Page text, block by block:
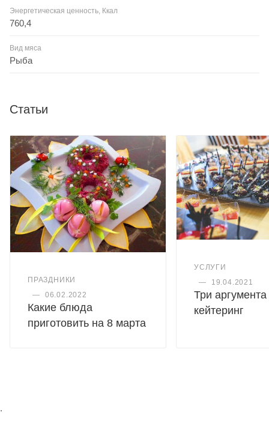
Энергетическая ценность, Ккал
760,4
Вид мяса
Рыба
Статьи
ПРАЗДНИКИ
—
06.02.2022
Какие блюда
приготовить на 8 марта
УСЛУГИ
—
19.04.2021
Три аргумента
кейтеринг
.